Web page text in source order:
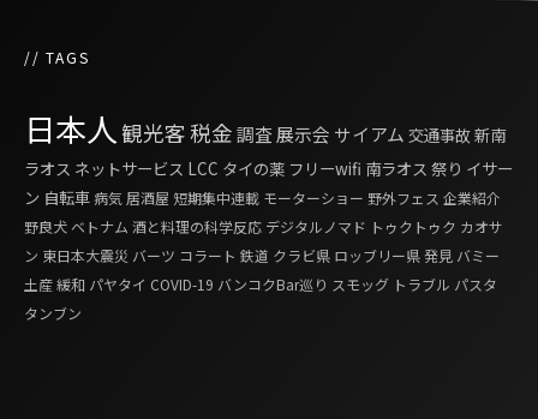
// TAGS
日本人 観光客 税金調査展示会 サイアム 交通事故新南
ラオス ネットサービス LCC タイの薬 フリーwifi 南ラオス 祭り イサー
ン 自転車病気 居酒屋 短期集中連載 モーターショー 野外フェス 企業紹介
野良犬 ベトナム 酒と料理の科学反応 デジタルノマド トゥクトゥク カオサ
ン 東日本大震災 バーツ コラート 鉄道 クラビ県 ロッブリー県発見 バミー
土産緩和 パヤタイ COVID-19 バンコクBar巡り スモッグ トラブル パスタ
タンブン